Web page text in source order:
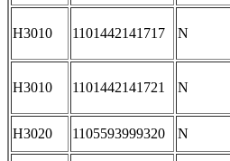
H3010 1101442141717 N
H3010 1101442141721 N
H3020 1105593999320 N